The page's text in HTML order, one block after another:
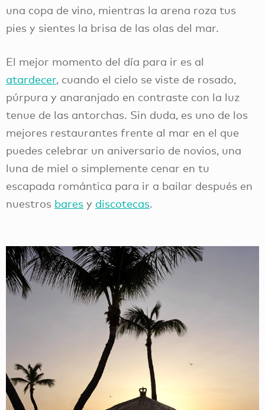
una copa de vino, mientras la arena roza tus
pies y sientes la brisa de las olas del mar.
El mejor momento del día para ir es al
atardecer, cuando el cielo se viste de rosado,
púrpura y anaranjado en contraste con la luz
tenue de las antorchas. Sin duda, es uno de los
mejores restaurantes frente al mar en el que
puedes celebrar un aniversario de novios, una
luna de miel o simplemente cenar en tu
escapada romántica para ir a bailar después en
nuestros bares y discotecas.